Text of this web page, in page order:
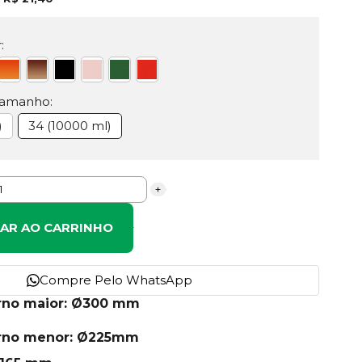
34 (10000 ml)
+
AO CARRINHO
Compre Pelo WhatsApp
maior: Ø300 mm
menor: Ø225mm